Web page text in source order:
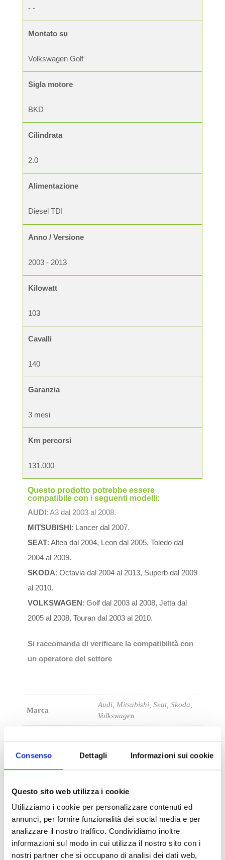
Consenso Dettagli Informazioni sui cookie
Questo sito web utilizza i cookie
Utilizziamo i cookie per personalizzare contenuti ed
annunci, per fornire funzionalità dei social media e per
analizzare il nostro traffico. Condividiamo inoltre
informazioni sul modo in cui utilizza il nostro sito con i
nostri partner che si occupano di analisi dei dati web,
- -
Montato su
Volkswagen Golf
Sigla motore
BKD
Cilindrata
2.0
Alimentazione
Diesel TDI
Anno / Versione
2003 - 2013
Kilowatt
103
Cavalli
140
Garanzia
3 mesi
Km percorsi
131.000
Questo prodotto potrebbe essere
compatibile con i seguenti modelli:
AUDI: A3 dal 2003 al 2008.
MITSUBISHI: Lancer dal 2007.
SEAT: Altea dal 2004, Leon dal 2005, Toledo dal
2004 al 2009.
SKODA: Octavia dal 2004 al 2013, Superb dal 2009
al 2010.
VOLKSWAGEN: Golf dal 2003 al 2008, Jetta dal
2005 al 2008, Touran dal 2003 al 2010.
Si raccomanda di verificare la compatibilità con
un operatore del settore
Marca
Audi, Mitsubishi, Seat, Skoda,
Volkswagen